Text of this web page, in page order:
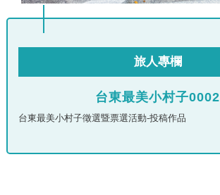
旅人專欄
台東最美小村子0002
台東最美小村子徵選暨票選活動-投稿作品